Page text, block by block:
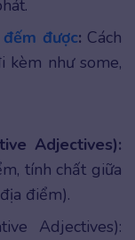
đếm được: Cách
kèm như some,
Adjectives):
tính chất giữa
điểm).
Adjectives):